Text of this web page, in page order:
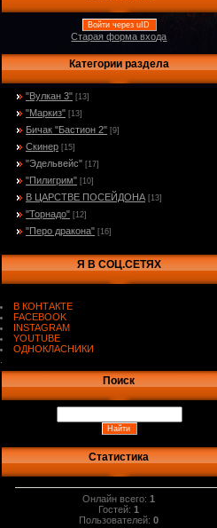
Войти через uID
Старая форма входа
Категории раздела
"Вулкан 3" [13]
"Маркиз" [13]
Бичак "Бастион 2" [9]
Скинер [15]
"Эдельвейс" [17]
"Пилигрим" [10]
В ЦАРСТВЕ ПОСЕЙДОНА [13]
"Торнадо" [12]
"Перо дракона" [16]
Я В СОЦ.СЕТЯХ
В КОНТАКТЕ
FACEBOOK
INSTAGRAM
YOUTUBE
ОДНОКЛАСНИКИ
Поиск
Статистика
Онлайн всего:1
Гостей:1
Пользователей:0